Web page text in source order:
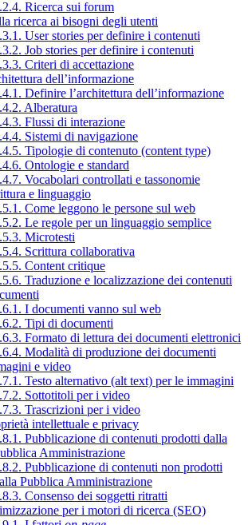
Ricerca sui forum
ricerca ai bisogni degli utenti
User stories per definire i contenuti
Job stories per definire i contenuti
Criteri di accettazione
dell’informazione
Definire l’architettura dell’informazione
Alberatura
Flussi di interazione
Sistemi di navigazione
Tipologie di contenuto (content type)
Ontologie e standard
Vocabolari controllati e tassonomie
e linguaggio
Come leggono le persone sul web
Le regole per un linguaggio semplice
Microtesti
Scrittura collaborativa
Content critique
Traduzione e localizzazione dei contenuti
I documenti vanno sul web
Tipi di documenti
Formato di lettura dei documenti elettronici
Modalità di produzione dei documenti
e video
Testo alternativo (alt text) per le immagini
Sottotitoli per i video
Trascrizioni per i video
intellettuale e privacy
Pubblicazione di contenuti prodotti dalla
Amministrazione
Pubblicazione di contenuti non prodotti
Pubblica Amministrazione
Consenso dei soggetti ritratti
per i motori di ricerca (SEO)